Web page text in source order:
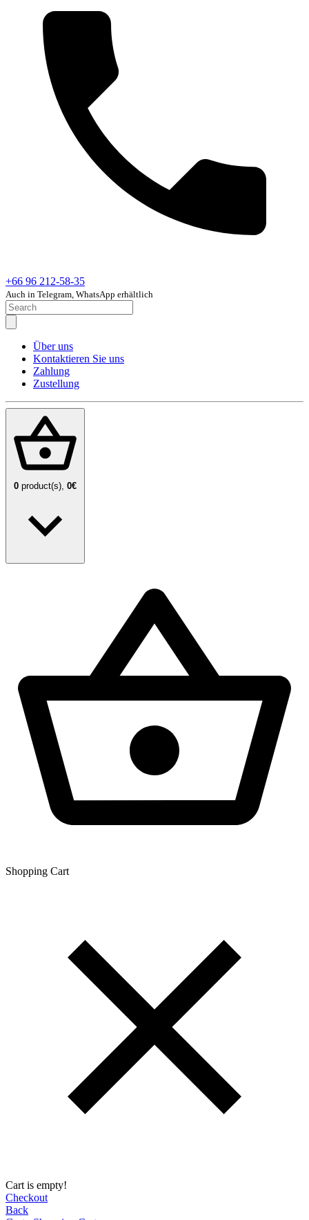
+66 96 212-58-35
Auch in Telegram, WhatsApp erhältlich
Über uns
Kontaktieren Sie uns
Zahlung
Zustellung
0 product(s), 0€
Shopping Сart
Cart is empty!
Checkout
Back